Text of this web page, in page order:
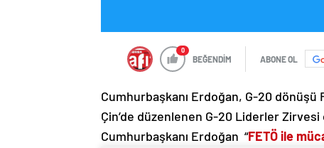
0
BEĞENDİM ABONE OL
Cumhurbaşkanı Erdoğan, G-20
Çin’de düzenlenen G-20 Liderler
Cumhurbaşkanı Erdoğan “FETÖ ile